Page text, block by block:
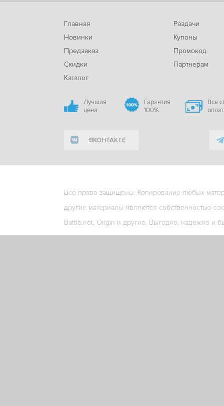
Главная
Новинки
Предзаказ
Скидки
Каталог
Раздачи
Купоны
Промокод
Партнерам
Лучшая
цена
Гарантия
100%
Все
ВКОНТАКТЕ
Все права защищены. Копирование любых
другие материалы являются собственностью
Battle.net, Origin и другие. Выгодно, надежно и